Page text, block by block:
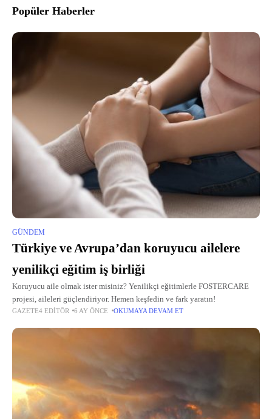
Popüler Haberler
GÜNDEM
Türkiye ve Avrupa’dan koruyucu ailelere
yenilikçi eğitim iş birliği
Koruyucu aile olmak ister misiniz? Yenilikçi eğitimlerle FOSTERCARE
projesi, aileleri güçlendiriyor. Hemen keşfedin ve fark yaratın!
GAZETE4 EDITÖR 6 AY ÖNCE OKUMAYA DEVAM ET